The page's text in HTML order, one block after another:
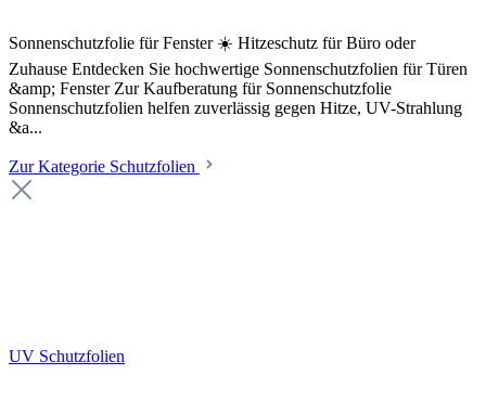
Sonnenschutzfolie für Fenster ☀️ Hitzeschutz für Büro oder
Zuhause Entdecken Sie hochwertige Sonnenschutzfolien für Türen
&amp; Fenster Zur Kaufberatung für Sonnenschutzfolie
Sonnenschutzfolien helfen zuverlässig gegen Hitze, UV-Strahlung
&a...
Zur Kategorie Schutzfolien
UV Schutzfolien